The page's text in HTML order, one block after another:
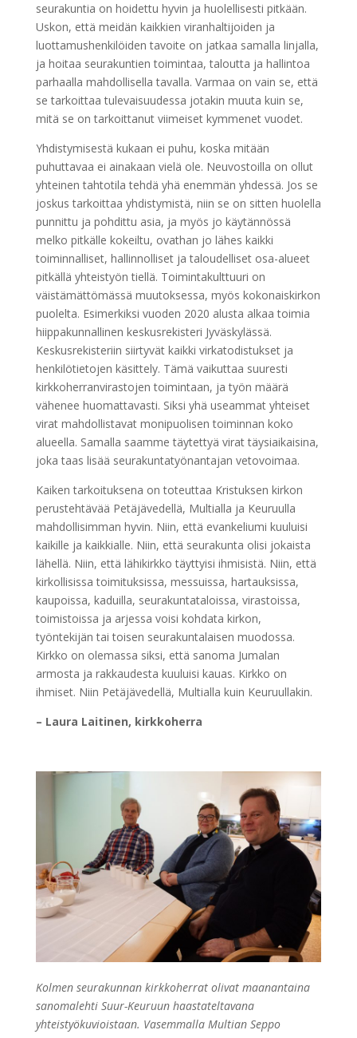
seurakuntia on hoidettu hyvin ja huolellisesti pitkään.
Uskon, että meidän kaikkien viranhaltijoiden ja
luottamushenkilöiden tavoite on jatkaa samalla linjalla,
ja hoitaa seurakuntien toimintaa, taloutta ja hallintoa
parhaalla mahdollisella tavalla. Varmaa on vain se, että
se tarkoittaa tulevaisuudessa jotakin muuta kuin se,
mitä se on tarkoittanut viimeiset kymmenet vuodet.
Yhdistymisestä kukaan ei puhu, koska mitään
puhuttavaa ei ainakaan vielä ole. Neuvostoilla on ollut
yhteinen tahtotila tehdä yhä enemmän yhdessä. Jos se
joskus tarkoittaa yhdistymistä, niin se on sitten huolella
punnittu ja pohdittu asia, ja myös jo käytännössä
melko pitkälle kokeiltu, ovathan jo lähes kaikki
toiminnalliset, hallinnolliset ja taloudelliset osa-alueet
pitkällä yhteistyön tiellä. Toimintakulttuuri on
väistämättömässä muutoksessa, myös kokonaiskirkon
puolelta. Esimerkiksi vuoden 2020 alusta alkaa toimia
hiippakunnallinen keskusrekisteri Jyväskylässä.
Keskusrekisteriin siirtyvät kaikki virkatodistukset ja
henkilötietojen käsittely. Tämä vaikuttaa suuresti
kirkkoherranvirastojen toimintaan, ja työn määrä
vähenee huomattavasti. Siksi yhä useammat yhteiset
virat mahdollistavat monipuolisen toiminnan koko
alueella. Samalla saamme täytettyä virat täysiaikaisina,
joka taas lisää seurakuntatyönantajan vetovoimaa.
Kaiken tarkoituksena on toteuttaa Kristuksen kirkon
perustehtävää Petäjävedellä, Multialla ja Keuruulla
mahdollisimman hyvin. Niin, että evankeliumi kuuluisi
kaikille ja kaikkialle. Niin, että seurakunta olisi jokaista
lähellä. Niin, että lähikirkko täyttyisi ihmisistä. Niin, että
kirkollisissa toimituksissa, messuissa, hartauksissa,
kaupoissa, kaduilla, seurakuntataloissa, virastoissa,
toimistoissa ja arjessa voisi kohdata kirkon,
työntekijän tai toisen seurakuntalaisen muodossa.
Kirkko on olemassa siksi, että sanoma Jumalan
armosta ja rakkaudesta kuuluisi kauas. Kirkko on
ihmiset. Niin Petäjävedellä, Multialla kuin Keuruullakin.
– Laura Laitinen, kirkkoherra
Kolmen seurakunnan kirkkoherrat olivat maanantaina
sanomalehti Suur-Keuruun haastateltavana
yhteistyökuvioistaan. Vasemmalla Multian Seppo